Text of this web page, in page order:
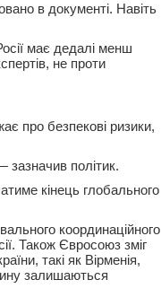
в документі. Навіть
має дедалі менш
не проти
про безпекові ризики,
політик.
кінець глобального
координаційного
Також Євросоюз зміг
такі як Вірменія,
залишаються